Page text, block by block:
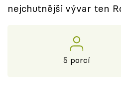
nejchutnější vývar ten
5 porcí